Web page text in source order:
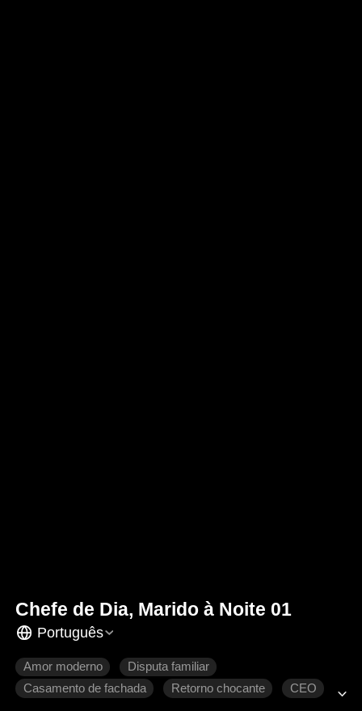
Chefe de Dia, Marido à Noite 01
Português
Amor moderno
Disputa familiar
Casamento de fachada
Retorno chocante CEO